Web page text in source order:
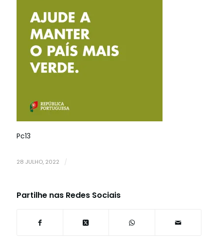
Pc13
28 JULHO, 2022 /
Partilhe nas Redes Sociais